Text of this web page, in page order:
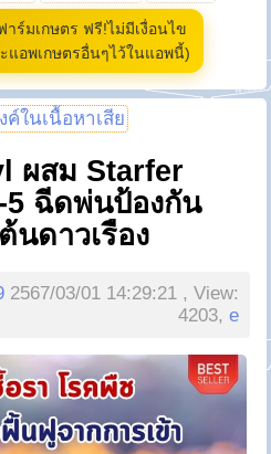
าร์มเกษตร ฟรี!ไม่มีเงื่อนไข
แอพเกษตรอื่นๆไว้ในแอพนี้)
ค์ในเนื้อหาเสีย
ผสม Starfer
5 ฉีดพ่นป้องกัน
นดาวเรือง
2567/03/01 14:29:21 , View:
4203,e